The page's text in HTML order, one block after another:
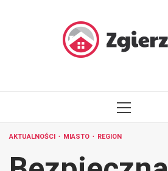
PRIMARY
AKTUALNOŚCI MIASTO REGION